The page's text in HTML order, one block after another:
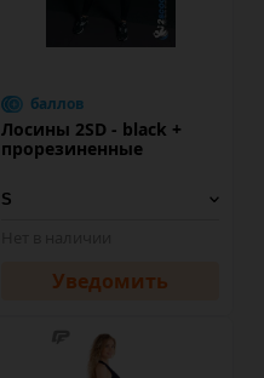
баллов
Лосины 2SD - black +
прорезиненные
Уведомить